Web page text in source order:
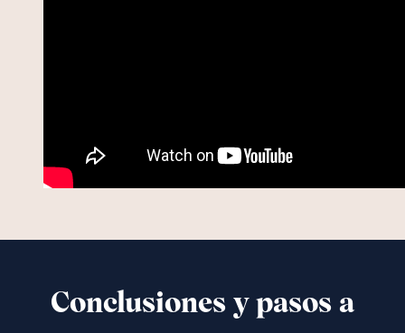
Conclusiones y pasos a